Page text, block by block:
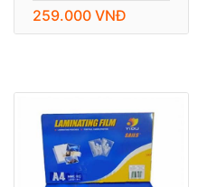
259.000 VNĐ